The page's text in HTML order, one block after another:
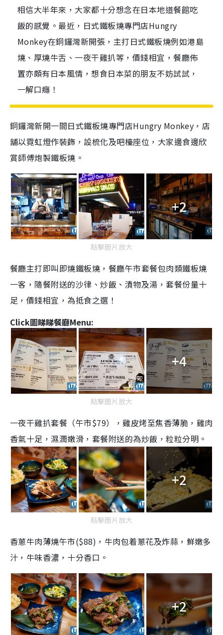
相信大半年來，大家都十分想念在日本地道餐館吃
飯的感覺。最近，日式鐵板燒專門店Hungry
Monkey在銅鑼灣新開張，主打日式鐵板燒例如港島
燒、厚燒牛舌、一夜干雞扒等，價錢相宜，餐廳佈
置亦頗有日本風情，想食日本菜的朋友不妨試試，
一解口癮！
銅鑼灣新開一間日式鐵板燒專門店Hungry Monkey，店
舖以霓虹燈作裝飾，設梳化及吧檯座位，大家邊食邊欣
賞師傅炮製鐵板燒。
+2
點擊圖片放大
餐廳主打即叫即燒鐵板燒，餐廳午市套餐包肉類鐵板燒
一客，隨餐附送的沙律、炒飯、漬物及湯，套餐份量十
足，價錢相宜，為抵食之選！
Click圖睇睇餐廳Menu:
+4
點擊圖片放大
一夜干雞扒套餐（午市$79），雞皮烤至焦香薄脆，雞肉
香氣十足，濕潤嫩滑，套餐附送的為炒飯，粒粒分明。
+2
點擊圖片放大
香蔥牛肉薄燒午市($88)，牛肉包着蔥花及炸蒜，鮮嫩多
汁，牛味香濃，十分香口。
+2